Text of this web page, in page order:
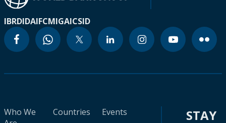
IBRDIDAIFCMIGAICSID
Who We
Countries
Events
STAY